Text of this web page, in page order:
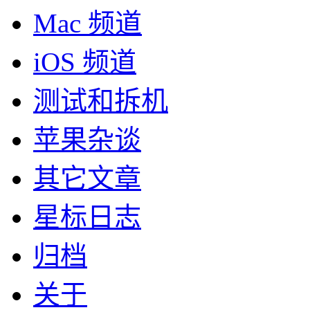
Mac 频道
iOS 频道
测试和拆机
苹果杂谈
其它文章
星标日志
归档
关于